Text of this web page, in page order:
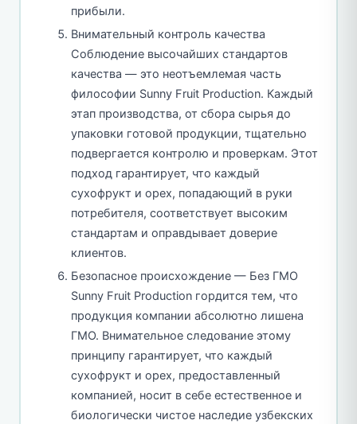
прибыли.
Внимательный контроль качества
Соблюдение высочайших стандартов
качества — это неотъемлемая часть
философии Sunny Fruit Production. Каждый
этап производства, от сбора сырья до
упаковки готовой продукции, тщательно
подвергается контролю и проверкам. Этот
подход гарантирует, что каждый
сухофрукт и орех, попадающий в руки
потребителя, соответствует высоким
стандартам и оправдывает доверие
клиентов.
Безопасное происхождение — Без ГМО
Sunny Fruit Production гордится тем, что
продукция компании абсолютно лишена
ГМО. Внимательное следование этому
принципу гарантирует, что каждый
сухофрукт и орех, предоставленный
компанией, носит в себе естественное и
биологически чистое наследие узбекских